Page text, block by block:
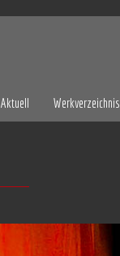
Aktuell Werkverzeichnis